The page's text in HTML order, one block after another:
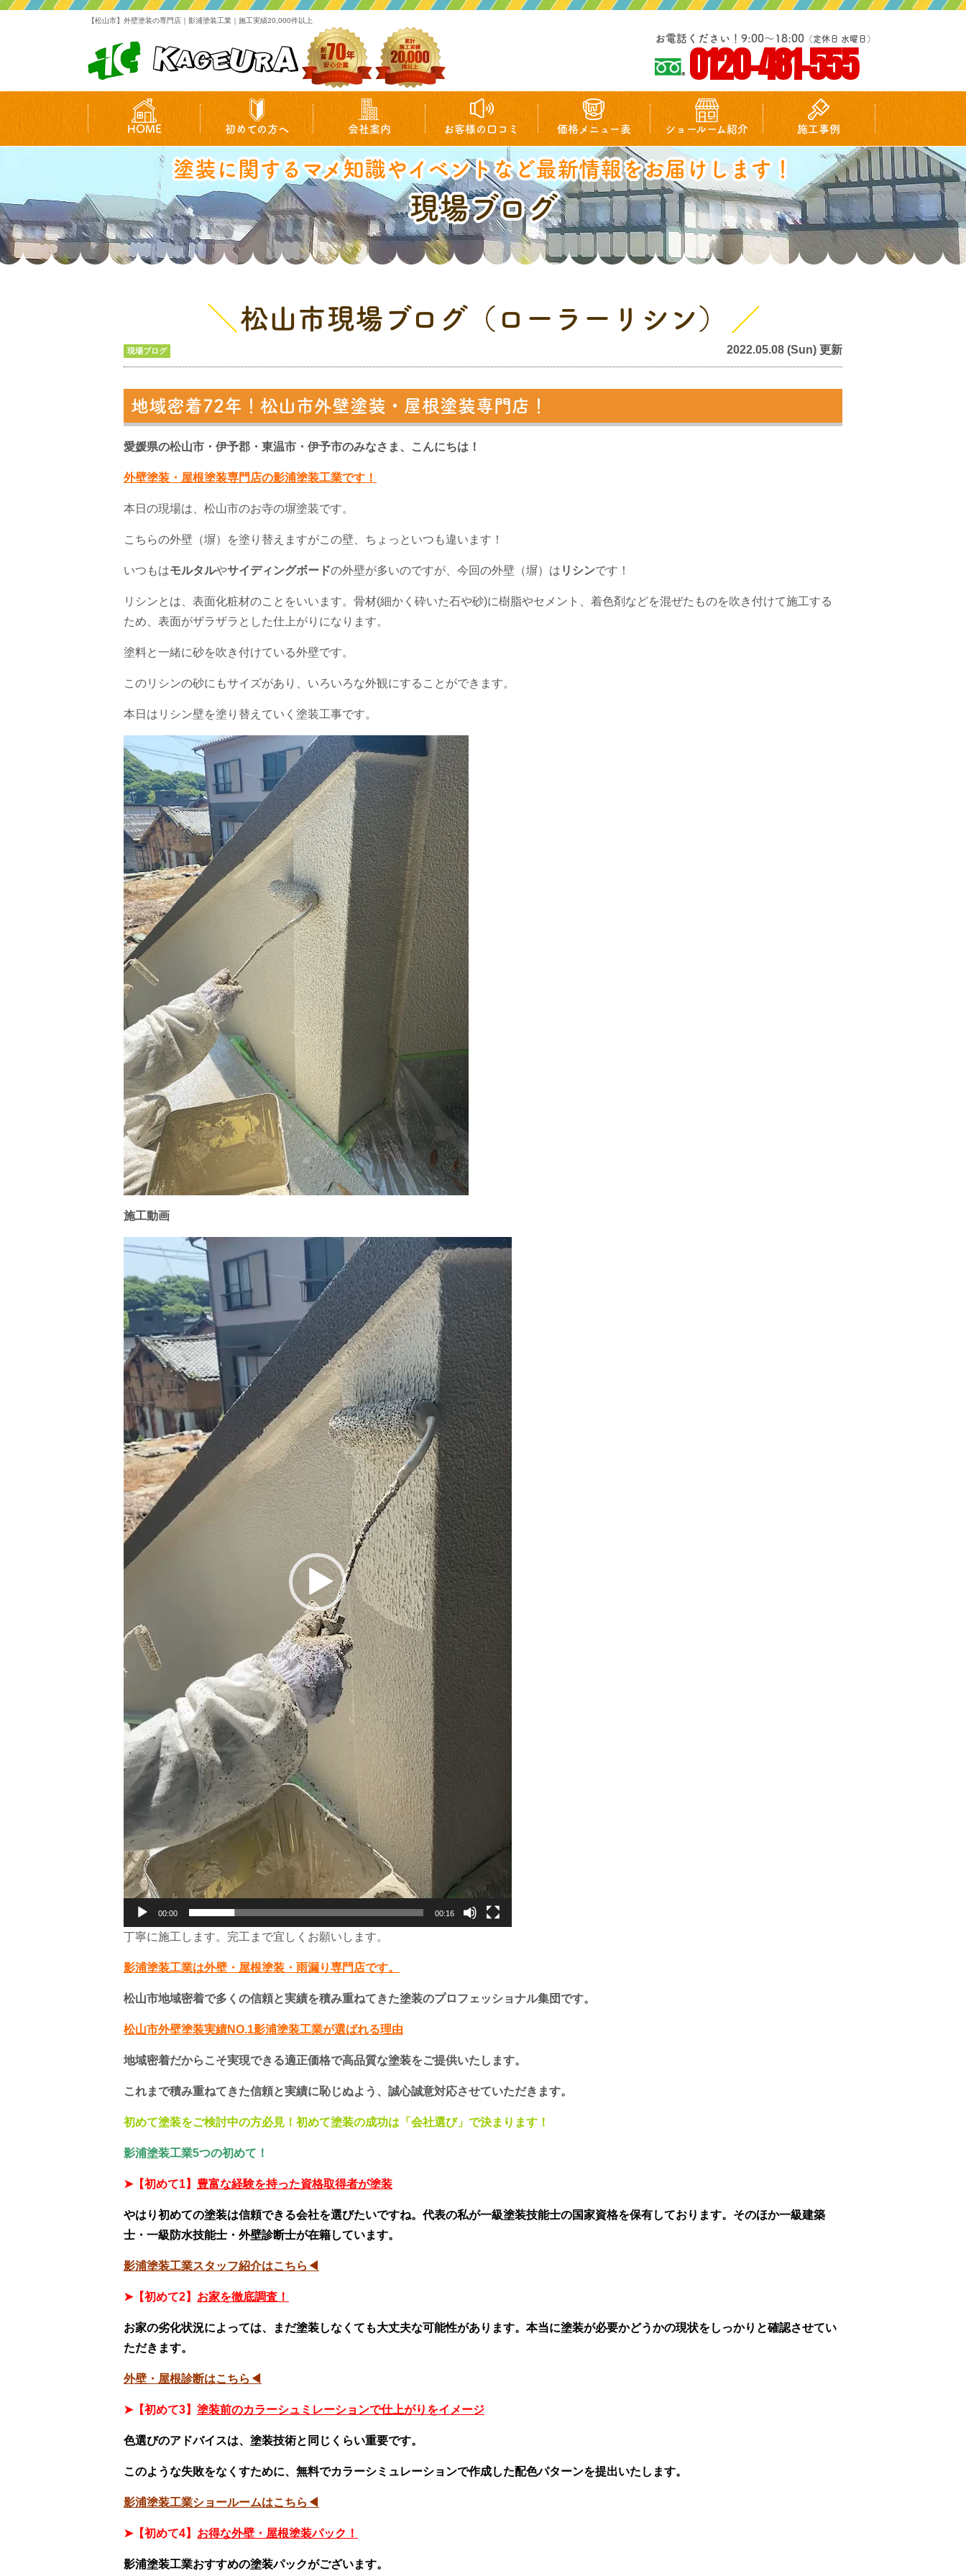
【松山市】外壁塗装の専門店｜影浦塗装工業｜施工実績20,000件以上
お電話ください！9:00～18:00 （定休日 水曜日）
0120-481-555
HOME 初めての方へ 会社案内 お客様の口コミ 価格メニュー表 ショールーム紹介 施工事例
塗装に関するマメ知識やイベントなど最新情報をお届けします！
現場ブログ
松山市現場ブログ（ローラーリシン）
現場ブログ 2022.05.08 (Sun) 更新
地域密着72年！松山市外壁塗装・屋根塗装専門店！
愛媛県の松山市・伊予郡・東温市・伊予市のみなさま、こんにちは！
外壁塗装・屋根塗装専門店の影浦塗装工業です！
本日の現場は、松山市のお寺の塀塗装です。
こちらの外壁（塀）を塗り替えますがこの壁、ちょっといつも違います！
いつもはモルタルやサイディングボードの外壁が多いのですが、今回の外壁（塀）は リシンです！
リシンとは、表面化粧材のことをいいます。骨材(細かく砕いた石や砂)に樹脂やセメント、着色剤などを混ぜたものを吹き付けて施工する
ため、表面がザラザラとした仕上がりになります。
塗料と一緒に砂を吹き付けている外壁です。
このリシンの砂にもサイズがあり、いろいろな外観にすることができます。
本日はリシン壁を塗り替えていく塗装工事です。
施工動画
動
プ
レ
ー
ヤ
ー
00:00 00:16
丁寧に施工します。完工まで宜しくお願いします。
影浦塗装工業は外壁・屋根塗装・雨漏り専門店です。
松山市地域密着で多くの信頼と実績を積み重ねてきた塗装のプロフェッショナル集団です。
松山市外壁塗装実績NO.1影浦塗装工業が選ばれる理由
地域密着だからこそ実現できる適正価格で高品質な塗装をご提供いたします。
これまで積み重ねてきた信頼と実績に恥じぬよう、誠心誠意対応させていただきます。
初めて塗装をご検討中の方必見！初めて塗装の成功は「会社選び」で決まります！
影浦塗装工業5つの初めて！
➤【初めて1】 豊富な経験を持った資格取得者が塗装
やはり初めての塗装は信頼できる会社を選びたいですね。代表の私が一級塗装技能士の国家資格を保有しております。そのほか一級建築
士・一級防水技能士・外壁診断士が在籍しています。
影浦塗装工業スタッフ紹介はこちら◀
➤【初めて2】 お家を徹底調査！
お家の劣化状況によっては、まだ塗装しなくても大丈夫な可能性があります。本当に塗装が必要かどうかの現状をしっかりと確認させてい
ただきます。
外壁・屋根診断はこちら◀
➤【初めて3】 塗装前のカラーシュミレーションで仕上がりをイメージ
色選びのアドバイスは、塗装技術と同じくらい重要です。
このような失敗をなくすために、無料でカラーシミュレーションで作成した配色パターンを提出いたします。
影浦塗装工業ショールームはこちら◀
➤【初めて4】 お得な外壁・屋根塗装パック！
影浦塗装工業おすすめの塗装パックがございます。